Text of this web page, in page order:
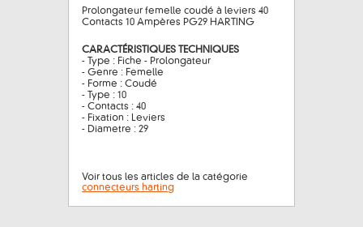
Prolongateur femelle coudé à leviers 40
Contacts 10 Ampères PG29 HARTING
CARACTÉRISTIQUES TECHNIQUES
- Type : Fiche - Prolongateur
- Genre : Femelle
- Forme : Coudé
- Type : 10
- Contacts : 40
- Fixation : Leviers
- Diametre : 29
Voir tous les articles de la catégorie
connecteurs harting